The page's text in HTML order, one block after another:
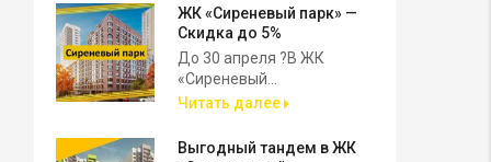
ЖК «Сиреневый парк» —
Скидка до 5%
До 30 апреля ?В ЖК
«Сиреневый...
Читать далее
Выгодный тандем в ЖК